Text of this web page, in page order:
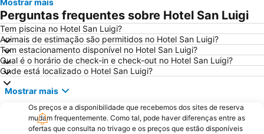
Torino Film Festival
Mole Antonelliana
Aurora
San Paolo
Università degli Studi di Torino
Hafa Hammam
San Domenico
Ponte Vittorio Emanuele I
Vanchiglia
Barriera di Milano
Reggia e parco di Venaria reale
Mostrar mais
Perguntas frequentes sobre Hotel San Luigi
Tem piscina no Hotel San Luigi?
Animais de estimação são permitidos no Hotel San Luigi?
Tem estacionamento disponível no Hotel San Luigi?
Qual é o horário de check-in e check-out no Hotel San Luigi?
Onde está localizado o Hotel San Luigi?
Mostrar mais
Os preços e a disponibilidade que recebemos dos sites de reserva
mudam frequentemente. Como tal, pode haver diferenças entre as
ofertas que consulta no trivago e os preços que estão disponíveis